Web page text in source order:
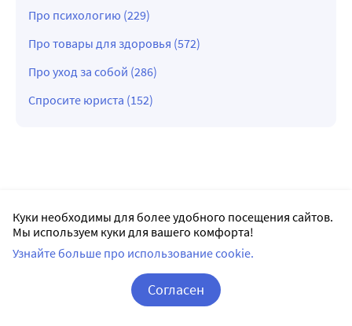
Про психологию (229)
Про товары для здоровья (572)
Про уход за собой (286)
Спросите юриста (152)
Куки необходимы для более удобного посещения сайтов.
Мы используем куки для вашего комфорта!
Узнайте больше про использование cookie.
Согласен